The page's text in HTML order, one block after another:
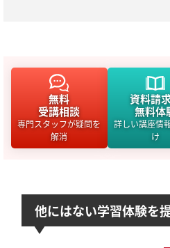
無料
受講相談
専門スタッフが疑問を
解消
資料請
無料体
詳しい講座情
け
他にはない学習体験を